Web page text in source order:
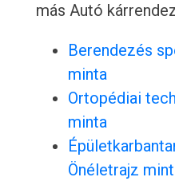
más Autó
Berendezés
minta
Ortopédiai
minta
Önéletrajz